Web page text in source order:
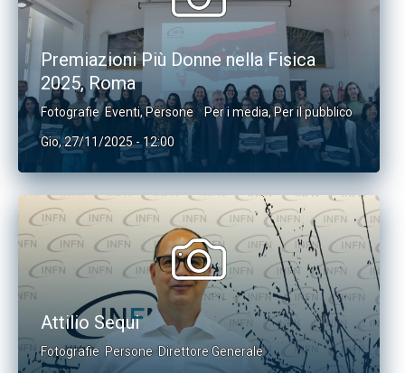
Premiazioni Più Donne nella Fisica
2025, Roma
Fotografie Eventi,Persone Per i media,Per il pubblico
Gio, 27/11/2025 - 12:00
Attilio Sequi
Fotografie Persone Direttore Generale